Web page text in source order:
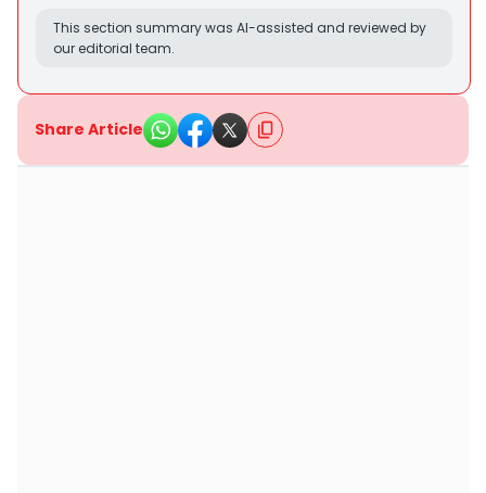
This section summary was AI-assisted and reviewed by
our editorial team.
Share Article